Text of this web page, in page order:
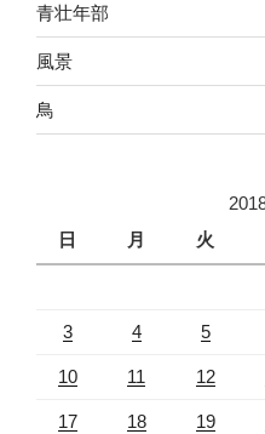
青壮年部
風景
鳥
日
月 火
3 4 5
10 11 12
17 18 19